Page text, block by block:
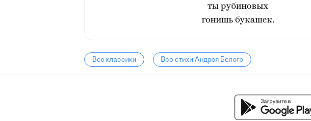
ты рубиновых
гонишь букашек.
Все классики Все стихи Андрея Белого